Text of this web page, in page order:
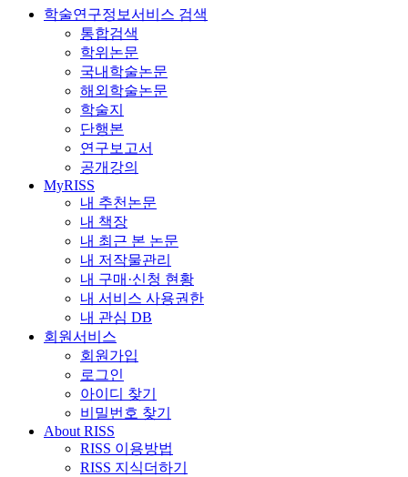
학술연구정보서비스 검색
통합검색
학위논문
국내학술논문
해외학술논문
학술지
단행본
연구보고서
공개강의
MyRISS
내 추천논문
내 책장
내 최근 본 논문
내 저작물관리
내 구매·신청 현황
내 서비스 사용권한
내 관심 DB
회원서비스
회원가입
로그인
아이디 찾기
비밀번호 찾기
About RISS
RISS 이용방법
RISS 지식더하기